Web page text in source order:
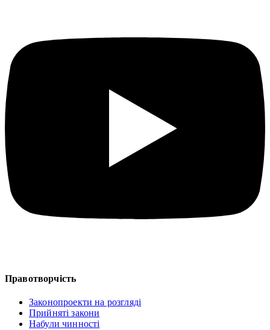
Правотворчість
Законопроекти на розгляді
Прийняті закони
Набули чинності